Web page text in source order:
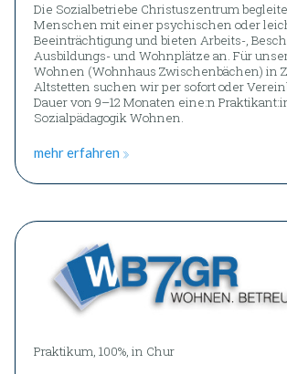
Die Sozialbetriebe Christuszentrum
Menschen mit einer psychischen oder
Beeinträchtigung und bieten Arbeits-,
Ausbildungs- und Wohnplätze an. Für
Wohnen (Wohnhaus Zwischenbächen) in
Altstetten suchen wir per sofort oder
Dauer von 9–12 Monaten eine:n
Sozialpädagogik Wohnen.
mehr erfahren
Praktikum, 100%, in Chur